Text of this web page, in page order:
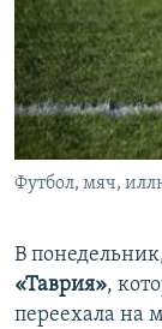
ПОБЕДИТЕЛЕЙ
ELIFBE
УКРАИНСКАЯ
Все сайты
Футбол, мяч,
В
«Таврия»,
переехала на